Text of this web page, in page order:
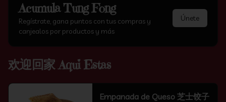
AcumulaTung Fong
Regístrate, gana puntos con tus compras y
canjealos por productos y más
Únete
欢迎回家 Aqui Estas
Empanada de Queso 芝士饺子